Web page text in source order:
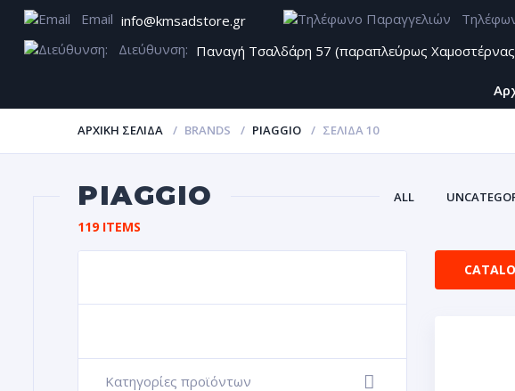
Email info@kmsadstore.gr
Διεύθυνση: Παναγή Τσαλδάρη 57 (παραπλεύρως
ΑΡΧΙΚΉ ΣΕΛΊΔΑ BRANDS PIAGGIO ΣΕΛΊΔΑ 10
PIAGGIO ALL
119 ITEMS
Κατηγορίες προϊόντων
+